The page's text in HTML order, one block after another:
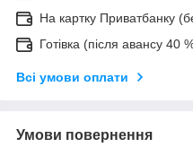
На картку Приватбанку
Готівка (після авансу 40
Всі умови оплати
Умови повернення